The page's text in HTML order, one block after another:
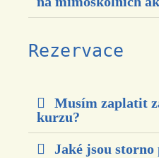
Rezervace
Musím zaplatit
kurzu?
Jaké jsou